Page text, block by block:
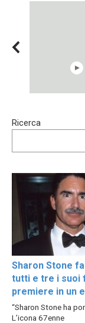
Trying
Ricerca
Sharon Stone
tutti e tre i suoi
premiere in un
“Sharon Stone ha
L’icona 67enne